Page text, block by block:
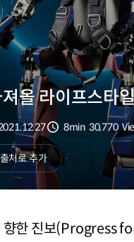
올 라이프스타
8min
조회수
30,770
처로 추가(새
창
열림)
향한 진보(Progress